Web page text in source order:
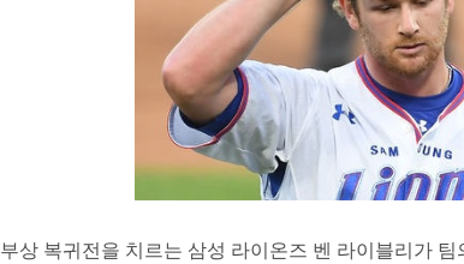
부상 복귀전을 치르는 삼성 라이온즈 벤 라이블리가